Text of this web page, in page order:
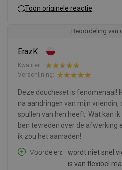
Toon originele reactie
Beoordeling van
ErazK
Kwaliteit:
Verschijning:
Deze doucheset is fenomenaal!
na aandringen van mijn vriendin,
spullen van hen heeft. Wat kan
ben tevreden over de afwerking
ik zou het aanraden!
Voordelen:
wordt niet snel
is van flexibel